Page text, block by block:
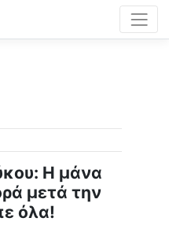
Η μάνα
μετά την
όλα!